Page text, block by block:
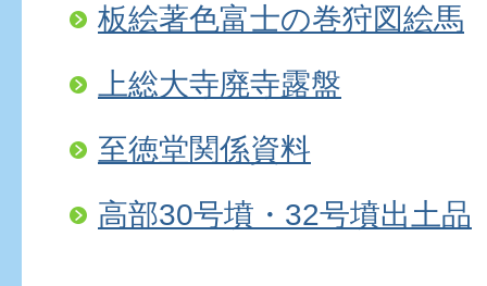
板絵著色富士の巻狩図絵馬
上総大寺廃寺露盤
至徳堂関係資料
高部30号墳・32号墳出土品